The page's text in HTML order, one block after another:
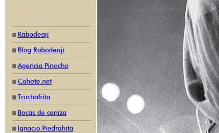
Rabodeají
Blog Rabodeají
Agencia Pinocho
Cohete.net
Truchafrita
Bocas de ceniza
Ignacio Piedrahíta